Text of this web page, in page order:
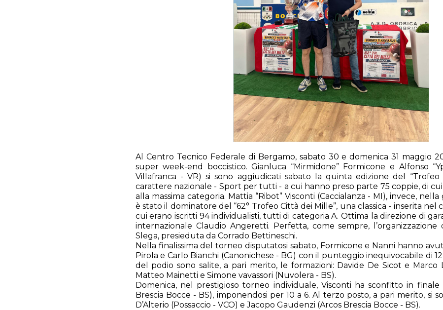
Al Centro Tecnico Federale di Bergamo, sabato 30 e domenica 31 maggio
super week-end boccistico. Gianluca “Mirmidone” Formicone e Alfonso
Villafranca - VR) si sono aggiudicati sabato la quinta edizione del “Trofeo
carattere nazionale - Sport per tutti - a cui hanno preso parte 75 coppie, di
alla massima categoria. Mattia “Ribot” Visconti (Caccialanza - MI), invece,
è stato il dominatore del “62° Trofeo Città dei Mille”, una classica - inserita nel
cui erano iscritti 94 individualisti, tutti di categoria A. Ottima la direzione di
internazionale Claudio Angeretti. Perfetta, come sempre, l’organizzazione
Slega, presieduta da Corrado Bettineschi.
Nella finalissima del torneo disputatosi sabato, Formicone e Nanni hanno
Pirola e Carlo Bianchi (Canonichese - BG) con il punteggio inequivocabile di
del podio sono salite, a pari merito, le formazioni: Davide De Sicot e Marco
Matteo Mainetti e Simone vavassori (Nuvolera - BS).
Domenica, nel prestigioso torneo individuale, Visconti ha sconfitto in finale
Brescia Bocce - BS), imponendosi per 10 a 6. Al terzo posto, a pari merito, si
D’Alterio (Possaccio - VCO) e Jacopo Gaudenzi (Arcos Brescia Bocce - BS).